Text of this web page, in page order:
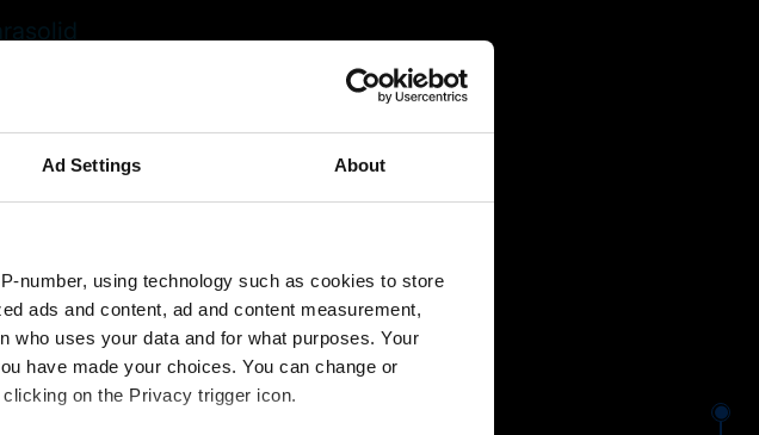
Ad Settings About
number, using technology such as cookies to store
ads and content, ad and content measurement,
who uses your data and for what purposes. Your
have made your choices. You can change or
on the Privacy trigger icon.
図形(メッシュと境界カーブ)のインポート
形状(サーフェス、カーブ、補助要素)のインポート
⬤